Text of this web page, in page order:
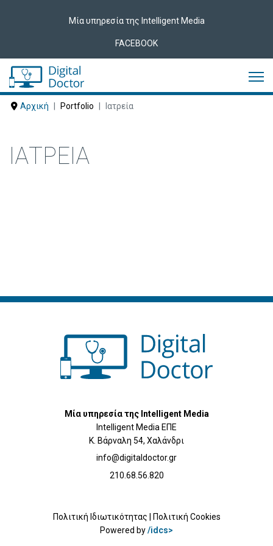
Μία υπηρεσία της Intelligent Media
FACEBOOK
Αρχική Portfolio Ιατρεία
ΙΑΤΡΕΊΑ
Μία υπηρεσία της Intelligent Media
Intelligent Media ΕΠΕ
Κ. Βάρναλη 54, Χαλάνδρι
info@digitaldoctor.gr
210.68.56.820
Πολιτική Ιδιωτικότητας | Πολιτική Cookies
Powered by/idcs>